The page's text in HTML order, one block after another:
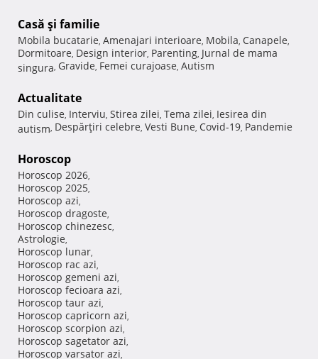
Casă şi familie
Mobila bucatarie, Amenajari interioare, Mobila, Canapele,
Dormitoare, Design interior, Parenting, Jurnal de mama
singura, Gravide, Femei curajoase, Autism
Actualitate
Din culise, Interviu, Stirea zilei, Tema zilei, Iesirea din
autism, Despărţiri celebre, Vesti Bune, Covid-19, Pandemie
Horoscop
Horoscop 2026,
Horoscop 2025,
Horoscop azi,
Horoscop dragoste,
Horoscop chinezesc,
Astrologie,
Horoscop lunar,
Horoscop rac azi,
Horoscop gemeni azi,
Horoscop fecioara azi,
Horoscop taur azi,
Horoscop capricorn azi,
Horoscop scorpion azi,
Horoscop sagetator azi,
Horoscop varsator azi,